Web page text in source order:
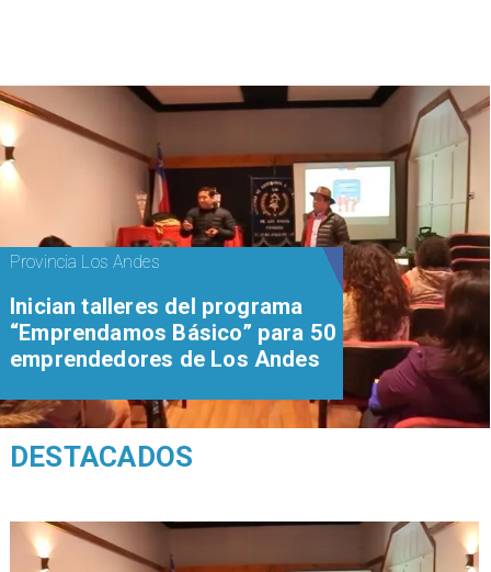
Provincia Los Andes
Inician talleres del programa
“Emprendamos Básico” para 50
emprendedores de Los Andes
DESTACADOS